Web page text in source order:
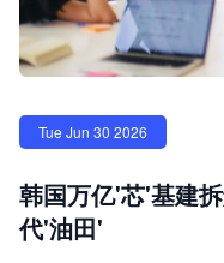
Tue Jun 30 2026
韩国万亿'芯'基建
代'油田'